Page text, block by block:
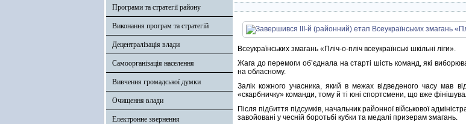
Програми та стратегії району
Виконання програм та стратегій
Децентралізація влади
Самоорганізація населення
Вивчення громадської думки
Очищення влади
Електронне звернення
Всеукраїнських змагань «Пліч-о-пліч всеукраїнські шкільні ліги».
Жага до перемоги об’єднала на старті шість команд, які
на обласному.
Залік кожного учасника, який в межах відведеного часу мав
«скарбничку» команди, тому й ті юні спортсмени, що вже
Після підбиття підсумків, начальник районної військової
завойовані у чесній боротьбі кубки та медалі призерам змагань.